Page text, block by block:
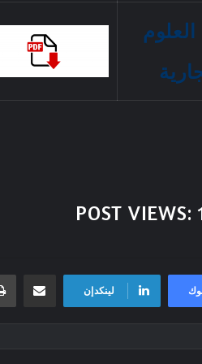
POST VIEWS:
لينكدإن
مشاركة